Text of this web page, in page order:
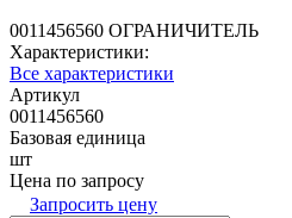
0011456560
Характеристики:
Все характеристики
Артикул
0011456560
Базовая единица
шт
Цена по запросу
Запросить цену